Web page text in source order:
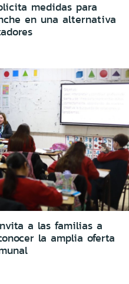
medidas para
en una alternativa
a las familias a
la amplia oferta